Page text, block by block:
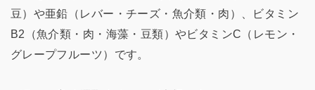
豆）や亜鉛（レバー・チーズ・魚介類・肉）、ビタミン
B2（魚介類・肉・海藻・豆類）やビタミンC（レモン・
グレープフルーツ）です。